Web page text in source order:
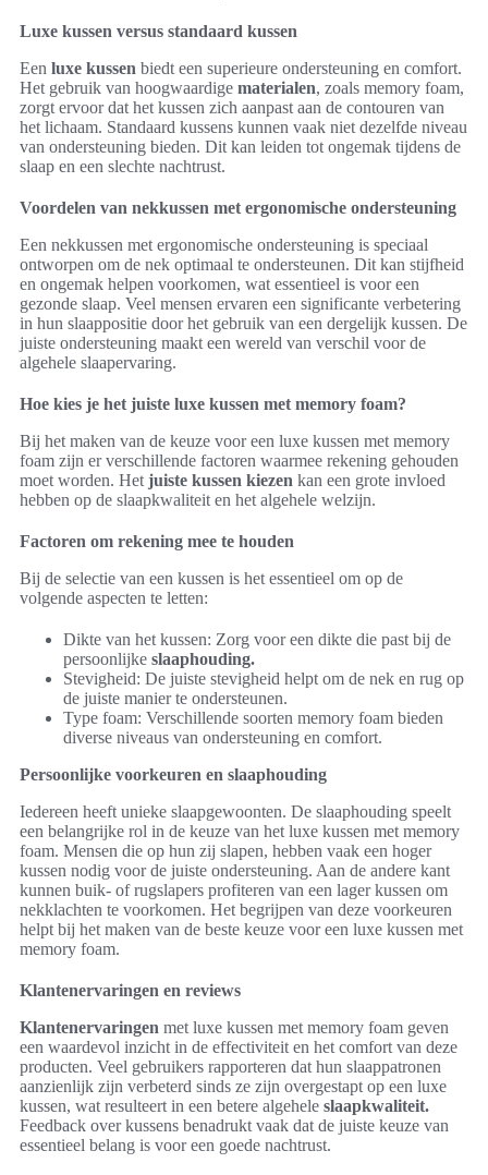
Luxe kussen versus standaard kussen
Een luxe kussen biedt een superieure ondersteuning en comfort.
Het gebruik van hoogwaardige materialen, zoals memory foam,
zorgt ervoor dat het kussen zich aanpast aan de contouren van
het lichaam. Standaard kussens kunnen vaak niet dezelfde niveau
van ondersteuning bieden. Dit kan leiden tot ongemak tijdens de
slaap en een slechte nachtrust.
Voordelen van nekkussen met ergonomische ondersteuning
Een nekkussen met ergonomische ondersteuning is speciaal
ontworpen om de nek optimaal te ondersteunen. Dit kan stijfheid
en ongemak helpen voorkomen, wat essentieel is voor een
gezonde slaap. Veel mensen ervaren een significante verbetering
in hun slaappositie door het gebruik van een dergelijk kussen. De
juiste ondersteuning maakt een wereld van verschil voor de
algehele slaapervaring.
Hoe kies je het juiste luxe kussen met memory foam?
Bij het maken van de keuze voor een luxe kussen met memory
foam zijn er verschillende factoren waarmee rekening gehouden
moet worden. Het juiste kussen kiezen kan een grote invloed
hebben op de slaapkwaliteit en het algehele welzijn.
Factoren om rekening mee te houden
Bij de selectie van een kussen is het essentieel om op de
volgende aspecten te letten:
Dikte van het kussen: Zorg voor een dikte die past bij de
persoonlijke slaaphouding.
Stevigheid: De juiste stevigheid helpt om de nek en rug op
de juiste manier te ondersteunen.
Type foam: Verschillende soorten memory foam bieden
diverse niveaus van ondersteuning en comfort.
Persoonlijke voorkeuren en slaaphouding
Iedereen heeft unieke slaapgewoonten. De slaaphouding speelt
een belangrijke rol in de keuze van het luxe kussen met memory
foam. Mensen die op hun zij slapen, hebben vaak een hoger
kussen nodig voor de juiste ondersteuning. Aan de andere kant
kunnen buik- of rugslapers profiteren van een lager kussen om
nekklachten te voorkomen. Het begrijpen van deze voorkeuren
helpt bij het maken van de beste keuze voor een luxe kussen met
memory foam.
Klantenervaringen en reviews
Klantenervaringen met luxe kussen met memory foam geven
een waardevol inzicht in de effectiviteit en het comfort van deze
producten. Veel gebruikers rapporteren dat hun slaappatronen
aanzienlijk zijn verbeterd sinds ze zijn overgestapt op een luxe
kussen, wat resulteert in een betere algehele slaapkwaliteit.
Feedback over kussens benadrukt vaak dat de juiste keuze van
essentieel belang is voor een goede nachtrust.